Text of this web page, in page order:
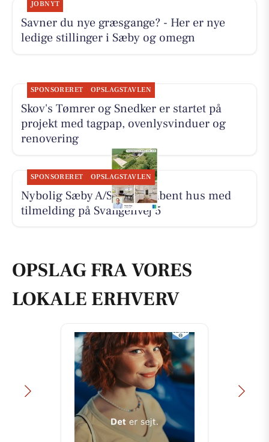
JOBNYT
Savner du nye græsgange? - Her er nye
ledige stillinger i Sæby og omegn
SPONSORERET OPSLAGSTAVLEN
Skov's Tømrer og Snedker er startet på
projekt med tagpap, ovenlysvinduer og
renovering
SPONSORERET OPSLAGSTAVLEN
Nybolig Sæby A/S holder åbent hus med
tilmelding på Svangenvej 5
OPSLAG FRA VORES
LOKALE ERHVERV